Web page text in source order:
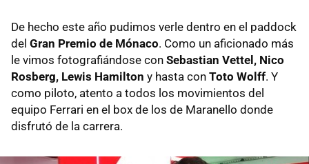
De hecho este año pudimos verle dentro en el paddock
del Gran Premio de Mónaco. Como un aficionado más
le vimos fotografiándose con Sebastian Vettel, Nico
Rosberg, Lewis Hamilton y hasta con Toto Wolff. Y
como piloto, atento a todos los movimientos del
equipo Ferrari en el box de los de Maranello donde
disfrutó de la carrera.